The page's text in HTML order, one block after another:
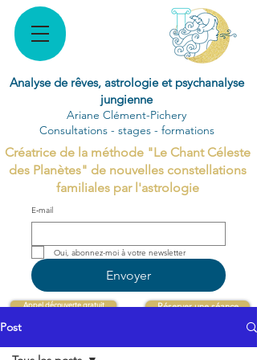
Analyse de rêves, astrologie et psychanalyse
jungienne
Ariane Clément-Pichery
Consultations - stages - formations
Créatrice de la méthode "Le Chant Céleste
des Planètes" de nouvelles constellations
familiales par l'astrologie
E‑mail
Envoyer
Appel découverte gratuit Réserver une séance
Post